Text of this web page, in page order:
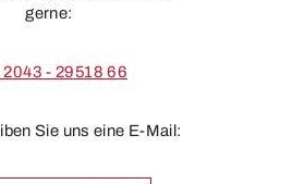
gerne:
2043 - 29518 66
Sie uns eine E-Mail: